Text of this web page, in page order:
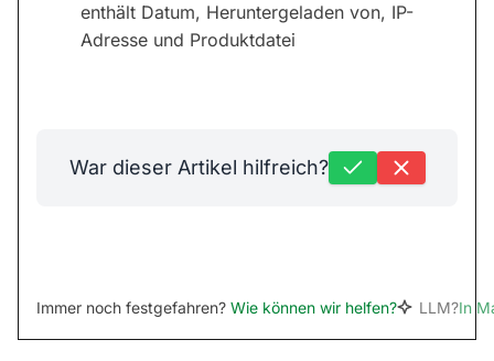
enthält Datum, Heruntergeladen von, IP-
Adresse und Produktdatei
War dieser Artikel hilfreich?
Immer noch festgefahren? Wie können wir helfen? LLM?In